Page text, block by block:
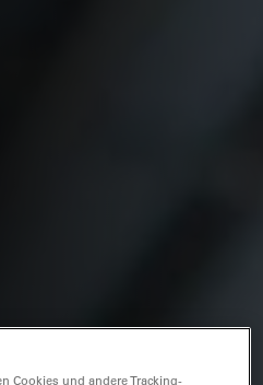
Cookies und andere Tracking-